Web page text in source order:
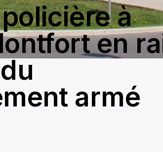
à
en
armé